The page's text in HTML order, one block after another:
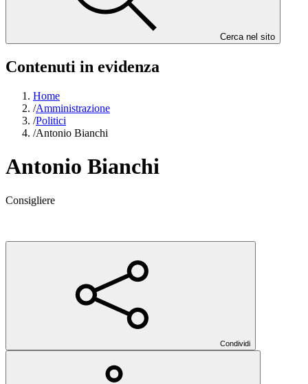
Cerca nel sito
Contenuti in evidenza
Home
/Amministrazione
/Politici
/Antonio Bianchi
Antonio Bianchi
Consigliere
Condividi